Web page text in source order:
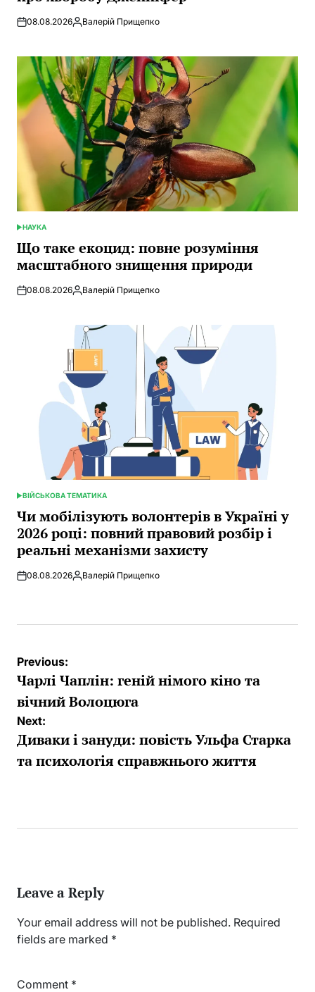
08.08.2026Posted
Валерій Прищепко
POSTED
IN
НАУКА
Що таке екоцид: повне розуміння
масштабного знищення природи
08.08.2026Posted
Валерій Прищепко
POSTED
IN
ВІЙСЬКОВА ТЕМАТИКА
Чи мобілізують волонтерів в Україні у
2026 році: повний правовий розбір і
реальні механізми захисту
08.08.2026Posted
Валерій Прищепко
Post
navigation
Previous:
Чарлі Чаплін: геній німого кіно та
вічний Волоцюга
Next:
Диваки і зануди: повість Ульфа Старка
та психологія справжнього життя
Leave a Reply
Your email address will not be published. Required
fields are marked *
Comment *